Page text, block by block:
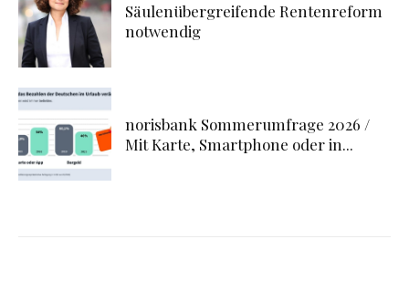
Säulenübergreifende Rentenreform
notwendig
norisbank Sommerumfrage 2026 /
Mit Karte, Smartphone oder in...